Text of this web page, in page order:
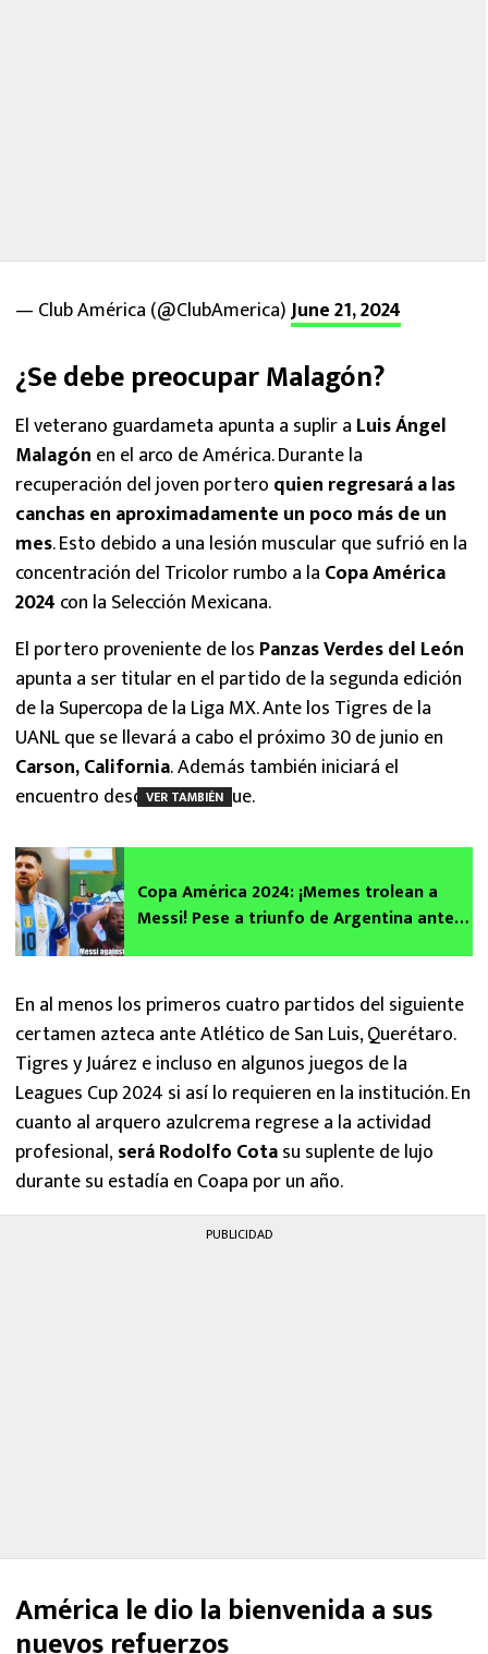
— Club América (@ClubAmerica)June 21, 2024
¿Se debe preocupar Malagón?
El veterano guardameta apunta a suplir a Luis Ángel
Malagón en el arco de América. Durante la
recuperación del joven portero quien regresará a las
canchas en aproximadamente un poco más de un
mes. Esto debido a una lesión muscular que sufrió en la
concentración del Tricolor rumbo a la Copa América
2024 con la Selección Mexicana.
El portero proveniente de los Panzas Verdes del León
apunta a ser titular en el partido de la segunda edición
de la Supercopa de la Liga MX. Ante los Tigres de la
UANL que se llevará a cabo el próximo 30 de junio en
Carson, California. Además también iniciará el
encuentro desde el arranque.
VER TAMBIÉN
Copa América 2024: ¡Memes trolean a
Messi! Pese a triunfo de Argentina ante
En al menos los primeros cuatro partidos del siguiente
certamen azteca ante Atlético de San Luis, Querétaro.
Tigres y Juárez e incluso en algunos juegos de la
Leagues Cup 2024 si así lo requieren en la institución. En
cuanto al arquero azulcrema regrese a la actividad
profesional,será Rodolfo Cotasu suplente de lujo
durante su estadía en Coapa por un año.
PUBLICIDAD
América le dio la bienvenida a sus